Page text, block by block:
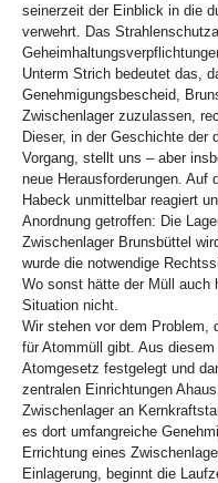
seinerzeit der Einblick in die
verwehrt. Das
Unterm Strich bedeutet das,
Genehmigungsbescheid,
Zwischenlager zuzulassen,
Dieser, in der Geschichte der
Vorgang, stellt uns – aber
neue Herausforderungen. Auf
Habeck unmittelbar reagiert
Anordnung getroffen: Die
Zwischenlager Brunsbüttel
wurde die notwendige
Wo sonst hätte der Müll auch
Situation nicht.
Wir stehen vor dem Problem,
für Atommüll gibt. Aus
Atomgesetz festgelegt und
zentralen Einrichtungen
Zwischenlager an
es dort umfangreiche
Errichtung eines
Einlagerung, beginnt die